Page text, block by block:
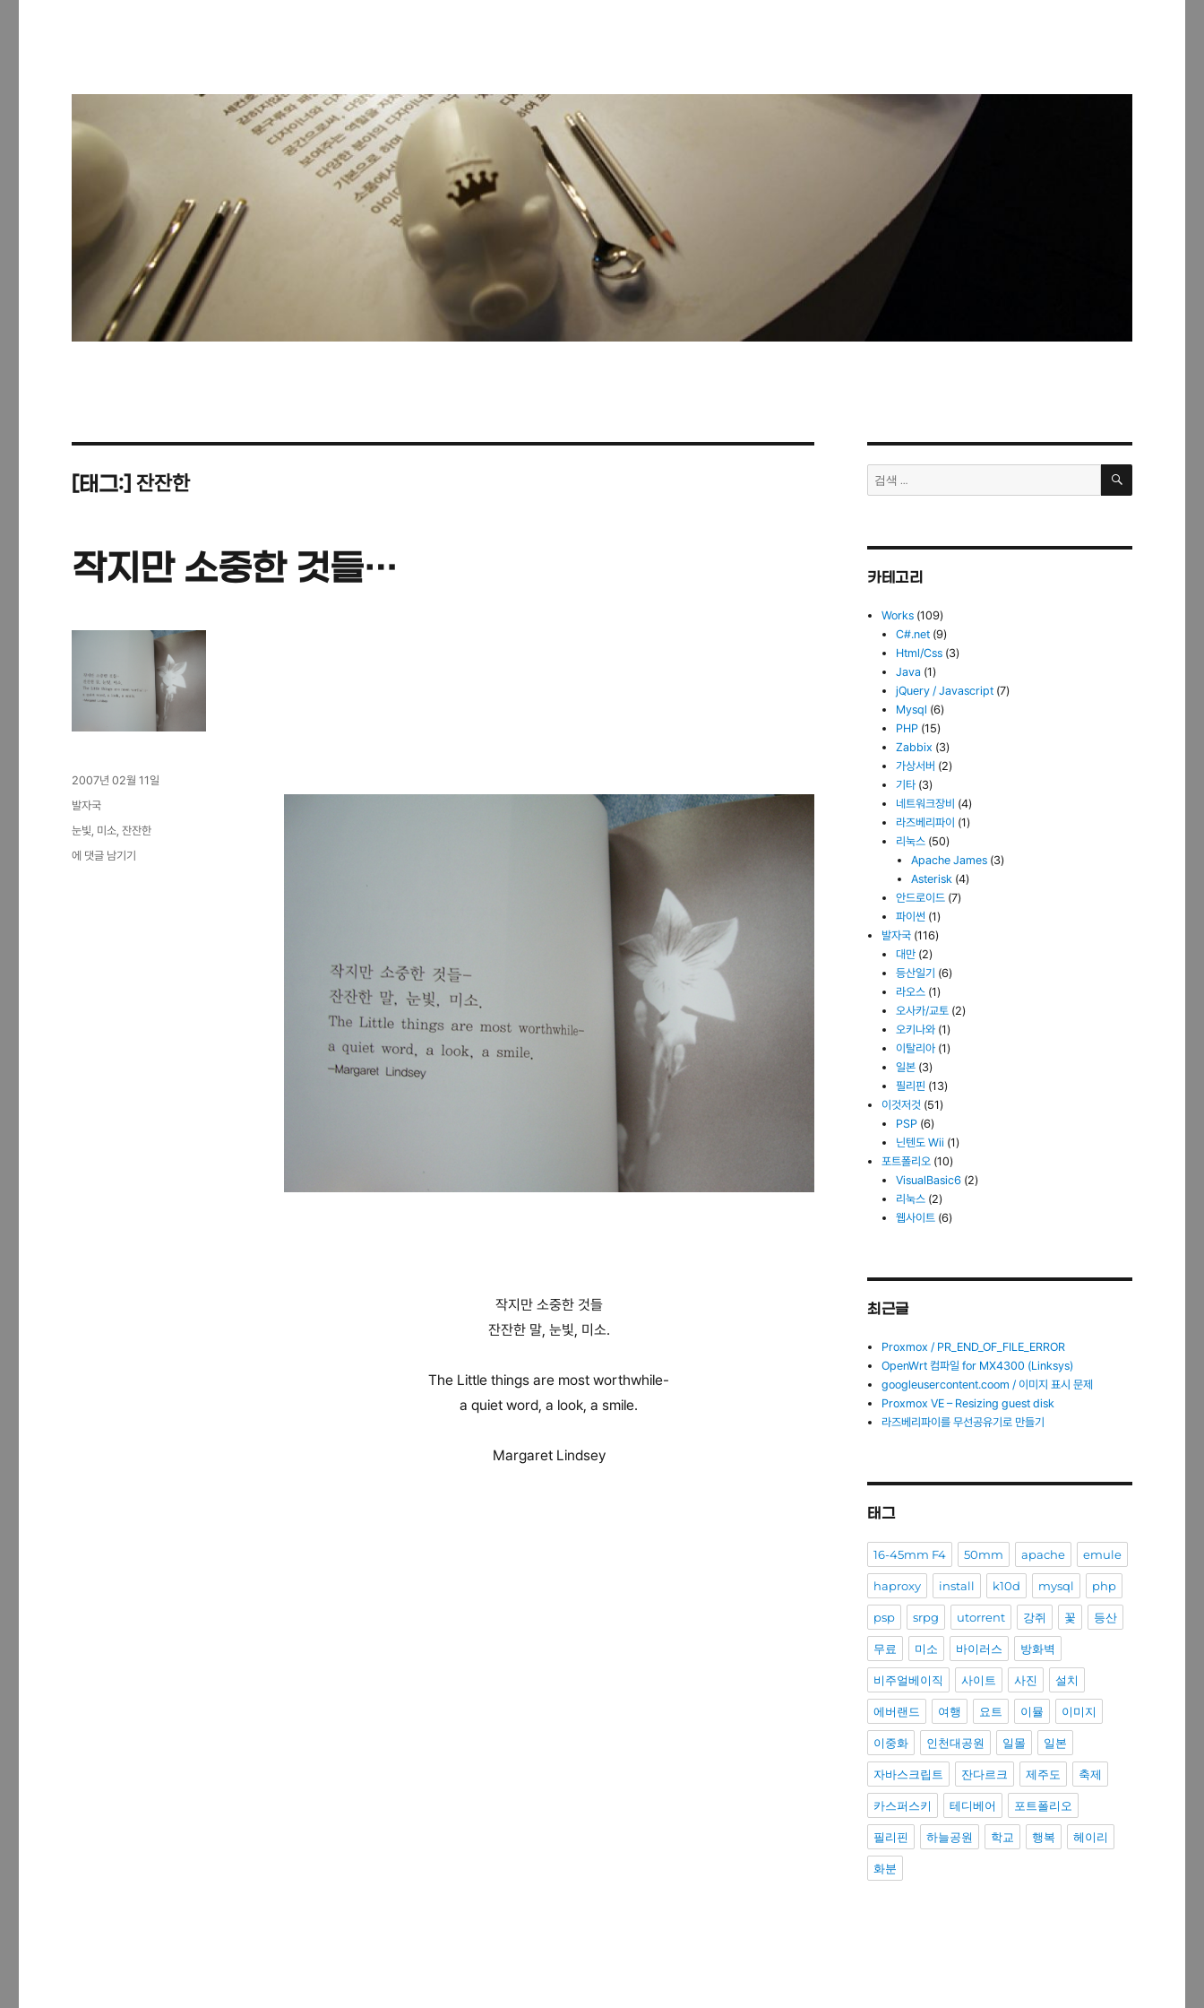
[태그:]잔잔한
작지만 소중한 것들…
작지만 소중한 것들
잔잔한 말, 눈빛, 미소.
The Little things are most worthwhile-
a quiet word, a look, a smile.
Margaret Lindsey
작
성
자
2007년 02월 11일
카
테
리
발자국
태
그
눈빛 미소 ,잔잔한
작
에 댓글 남기기
검
색:
검
카테고리
Works (109)
C#.net (9)
Html/Css (3)
Java (1)
jQuery / Javascript (7)
Mysql (6)
PHP (15)
Zabbix (3)
가상서버 (2)
기타 (3)
네트워크장비 (4)
라즈베리파이 (1)
리눅스 (50)
Apache James(3)
Asterisk(4)
안드로이드 (7)
파이썬 (1)
발자국 (116)
대만 (2)
등산일기 (6)
라오스 (1)
오사카/교토 (2)
오키나와 (1)
이탈리아 (1)
일본 (3)
필리핀 (13)
이것저것 (51)
PSP (6)
닌텐도 Wii (1)
포트폴리오 (10)
VisualBasic6 (2)
리눅스 (2)
웹사이트 (6)
최근글
Proxmox / PR_END_OF_FILE_ERROR
OpenWrt 컴파일 for MX4300 (Linksys)
googleusercontent.coom / 이미지 표시 문제
Proxmox VE – Resizing guest disk
라즈베리파이를 무선공유기로 만들기
태그
16-45mm F4 50mm apache emule
haproxy install k10d mysql php
psp srpg utorrent 강쥐 꽃 등산
무료 미소 바이러스 방화벽
비주얼베이직 사이트 사진 설치
에버랜드 여행 요트 이뮬 이미지
이중화 인천대공원 일몰 일본
자바스크립트 잔다르크 제주도 축제
카스퍼스키 테디베어 포트폴리오
필리핀 하늘공원 학교 행복 헤이리
화분